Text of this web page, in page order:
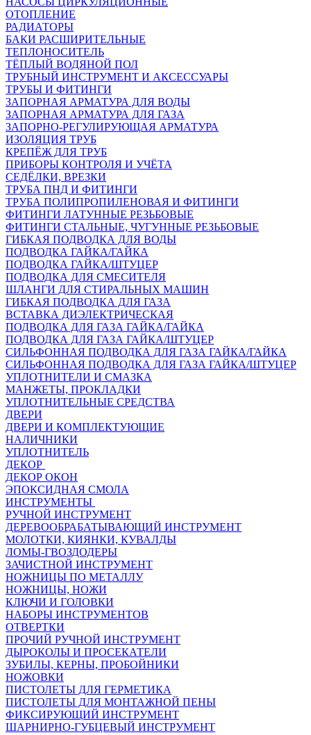
ОТОПЛЕНИЕ
РАДИАТОРЫ
БАКИ РАСШИРИТЕЛЬНЫЕ
ТЕПЛОНОСИТЕЛЬ
ТЁПЛЫЙ ВОДЯНОЙ ПОЛ
ТРУБНЫЙ ИНСТРУМЕНТ И АКСЕССУАРЫ
ТРУБЫ И ФИТИНГИ
ЗАПОРНАЯ АРМАТУРА ДЛЯ ВОДЫ
ЗАПОРНАЯ АРМАТУРА ДЛЯ ГАЗА
ЗАПОРНО-РЕГУЛИРУЮЩАЯ АРМАТУРА
ИЗОЛЯЦИЯ ТРУБ
КРЕПЁЖ ДЛЯ ТРУБ
ПРИБОРЫ КОНТРОЛЯ И УЧЁТА
СЕДЁЛКИ, ВРЕЗКИ
ТРУБА ПНД И ФИТИНГИ
ТРУБА ПОЛИПРОПИЛЕНОВАЯ И ФИТИНГИ
ФИТИНГИ ЛАТУННЫЕ РЕЗЬБОВЫЕ
ФИТИНГИ СТАЛЬНЫЕ, ЧУГУННЫЕ РЕЗЬБОВЫЕ
ГИБКАЯ ПОДВОДКА ДЛЯ ВОДЫ
ПОДВОДКА ГАЙКА/ГАЙКА
ПОДВОДКА ГАЙКА/ШТУЦЕР
ПОДВОДКА ДЛЯ СМЕСИТЕЛЯ
ШЛАНГИ ДЛЯ СТИРАЛЬНЫХ МАШИН
ГИБКАЯ ПОДВОДКА ДЛЯ ГАЗА
ВСТАВКА ДИЭЛЕКТРИЧЕСКАЯ
ПОДВОДКА ДЛЯ ГАЗА ГАЙКА/ГАЙКА
ПОДВОДКА ДЛЯ ГАЗА ГАЙКА/ШТУЦЕР
СИЛЬФОННАЯ ПОДВОДКА ДЛЯ ГАЗА ГАЙКА/ГАЙКА
СИЛЬФОННАЯ ПОДВОДКА ДЛЯ ГАЗА ГАЙКА/ШТУЦЕР
УПЛОТНИТЕЛИ И СМАЗКА
МАНЖЕТЫ, ПРОКЛАДКИ
УПЛОТНИТЕЛЬНЫЕ СРЕДСТВА
ДВЕРИ
ДВЕРИ И КОМПЛЕКТУЮЩИЕ
НАЛИЧНИКИ
УПЛОТНИТЕЛЬ
ДЕКОР
ДЕКОР ОКОН
ЭПОКСИДНАЯ СМОЛА
ИНСТРУМЕНТЫ
РУЧНОЙ ИНСТРУМЕНТ
ДЕРЕВООБРАБАТЫВАЮЩИЙ ИНСТРУМЕНТ
МОЛОТКИ, КИЯНКИ, КУВАЛДЫ
ЛОМЫ-ГВОЗДОДЕРЫ
ЗАЧИСТНОЙ ИНСТРУМЕНТ
НОЖНИЦЫ ПО МЕТАЛЛУ
НОЖНИЦЫ, НОЖИ
КЛЮЧИ И ГОЛОВКИ
НАБОРЫ ИНСТРУМЕНТОВ
ОТВЕРТКИ
ПРОЧИЙ РУЧНОЙ ИНСТРУМЕНТ
ДЫРОКОЛЫ И ПРОСЕКАТЕЛИ
ЗУБИЛЫ, КЕРНЫ, ПРОБОЙНИКИ
НОЖОВКИ
ПИСТОЛЕТЫ ДЛЯ ГЕРМЕТИКА
ПИСТОЛЕТЫ ДЛЯ МОНТАЖНОЙ ПЕНЫ
ФИКСИРУЮЩИЙ ИНСТРУМЕНТ
ШАРНИРНО-ГУБЦЕВЫЙ ИНСТРУМЕНТ